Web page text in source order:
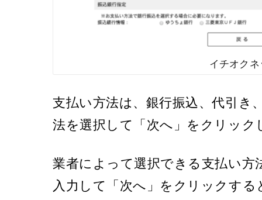
イチオク
支払い方法は、銀行振込、代引き
法を選択して「次へ」をクリック
業者によって選択できる支払い
入力して「次へ」をクリックす